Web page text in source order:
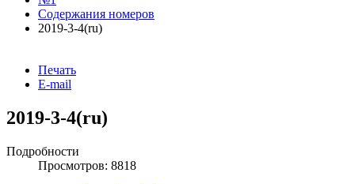
Содержания номеров
2019-3-4(ru)
Печать
E-mail
2019-3-4(ru)
Подробности
Просмотров: 8818